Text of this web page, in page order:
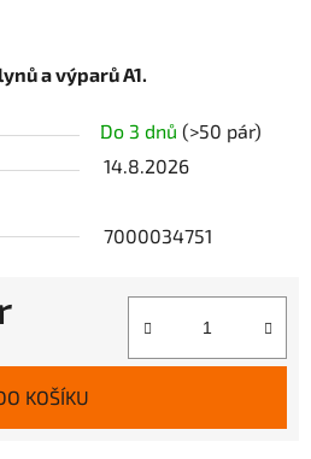
a výparů A1.
Do 3 dnů (>50 pár)
14.8.2026
7000034751
KOŠÍKU